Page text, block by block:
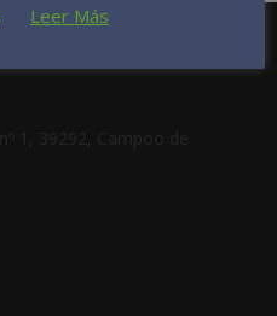
Leer Más